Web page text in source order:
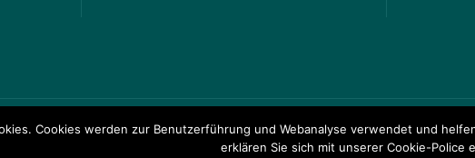
BILDRECHTE | DOWNLOADBEREICH ©
Cookies werden zur Benutzerführung und Webanalyse verwendet und
erklären Sie sich mit unserer Cookie-Police